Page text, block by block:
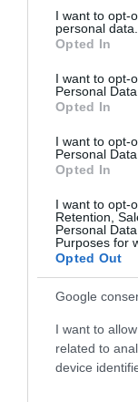
not limited to your
grant or deny
use your data for
consent section.
I want to opt-
personal data.
Opted In
I want to opt-
Personal Data.
Opted In
I want to opt-
Personal
Opted In
I want to opt-
Retention,
Personal
Purposes for
Opted Out
Google
I want to
related to
device
DÍA DEL
UNE
siempre ha
Leer Más
TAMUSIA BIKE
DE ESPAÑA